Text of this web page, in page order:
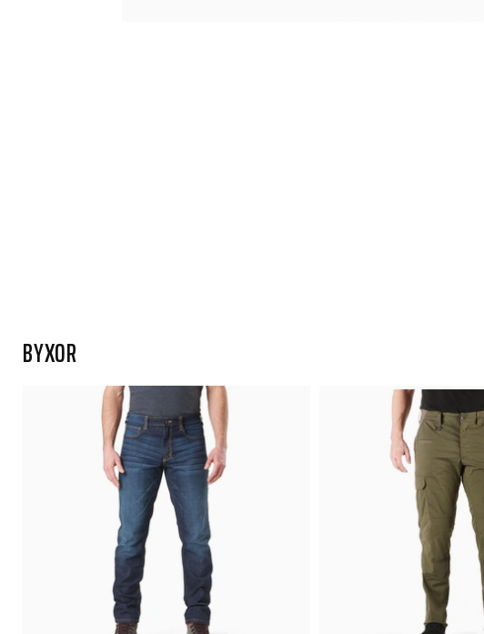
BYXOR